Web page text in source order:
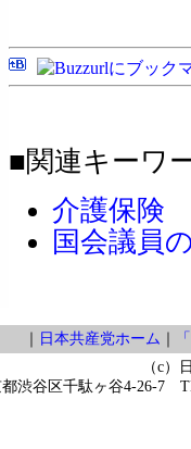
■関連キーワ
介護保険
国会議員
日本共産党ホーム
（c）
渋谷区千駄ヶ谷4-26-7